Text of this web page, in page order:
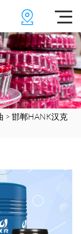
> 邯郸HANK汉克